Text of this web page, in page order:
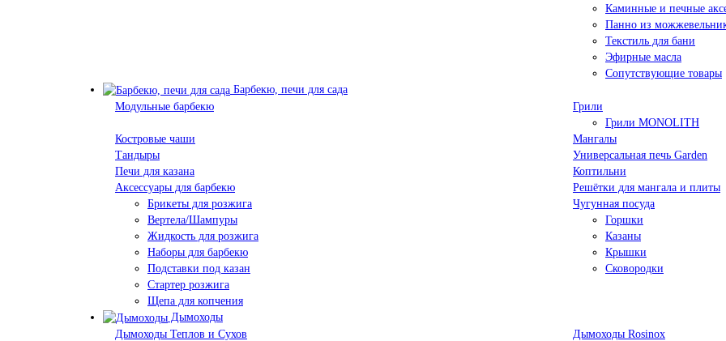
Каминные и печные
Панно из
Текстиль для бани
Эфирные масла
Сопутствующие товары
Барбекю, печи для сада
Модульные барбекю
Грили
Грили MONOLITH
Костровые чаши
Мангалы
Тандыры
Универсальная печь Garden
Печи для казана
Коптильни
Аксессуары для барбекю
Брикеты для розжига
Вертела/Шампуры
Жидкость для розжига
Наборы для барбекю
Подставки под казан
Стартер розжига
Щепа для копчения
Решётки для мангала и плиты
Чугунная посуда
Горшки
Казаны
Крышки
Сковородки
Дымоходы
Дымоходы Теплов и Сухов
Дымоходы Rosinox